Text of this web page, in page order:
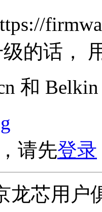
的话，
和
请先登录
龙芯用户